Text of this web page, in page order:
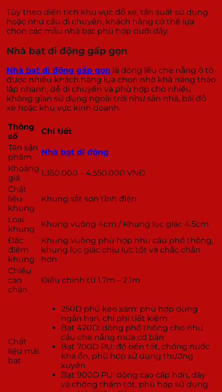
Tùy theo diện tích khu vực đỗ xe, tần suất sử dụng
hoặc nhu cầu di chuyển, khách hàng có thể lựa
chọn các mẫu nhà bạt phù hợp dưới đây.
Nhà bạt di động gấp gọn
Nhà bạt di động gấp gọn là dòng lều che nắng ô tô
được nhiều khách hàng lựa chọn nhờ khả năng tháo
lắp nhanh, dễ di chuyển và phù hợp cho nhiều
không gian sử dụng ngoài trời như sân nhà, bãi đỗ
xe hoặc khu vực kinh doanh.
Thông
số
Chi tiết
Tên sản
phẩm
Nhà bạt di động
Khoảng
giá
1.350.000 – 4.550.000 VNĐ
Chất
liệu
khung
Khung sắt sơn tĩnh điện
Loại
khung
Khung vuông 4cm / Khung lục giác 4.5cm
Đặc
điểm
khung
Khung vuông phù hợp nhu cầu phổ thông,
khung lục giác chịu lực tốt và chắc chắn
hơn
Chiều
cao
chân
Điều chỉnh từ 1.7m – 2.1m
Chất
liệu mái
bạt
250D phủ keo xám: phù hợp dùng
ngắn hạn, chi phí tiết kiệm
Bạt 420D: dòng phổ thông cho nhu
cầu che nắng mưa cơ bản
Bạt 700D PU: độ bền tốt, chống nước
khá ổn, phù hợp sử dụng thường
xuyên
Bạt 900D PU: dòng cao cấp hơn, dày
và chống thấm tốt, phù hợp sử dụng